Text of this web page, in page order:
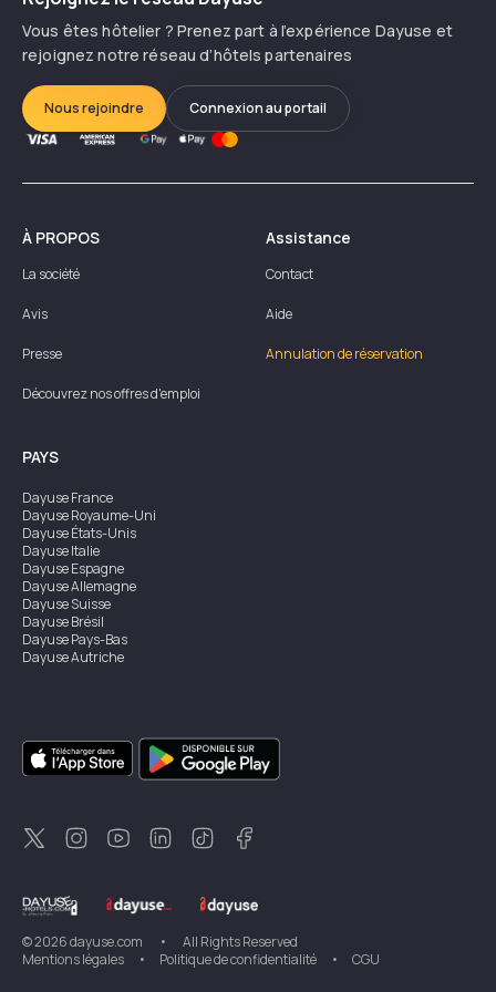
Vous êtes hôtelier ? Prenez part à l’expérience Dayuse et
rejoignez notre réseau d’hôtels partenaires
Nous rejoindre Connexion au portail
À PROPOS
La société
Avis
Presse
Découvrez nos offres d'emploi
Assistance
Contact
Aide
Annulation de réservation
PAYS
DayuseFrance
DayuseRoyaume-Uni
DayuseÉtats-Unis
DayuseItalie
DayuseEspagne
DayuseAllemagne
DayuseSuisse
DayuseBrésil
DayusePays-Bas
DayuseAutriche
DayuseSingapour
DayuseSuède
DayuseThaïlande
DayuseNouvelle-Zélande
DayuseTurquie
©2026dayuse.com •
All Rights Reserved
Mentions légales
• Politique de confidentialité • CGU